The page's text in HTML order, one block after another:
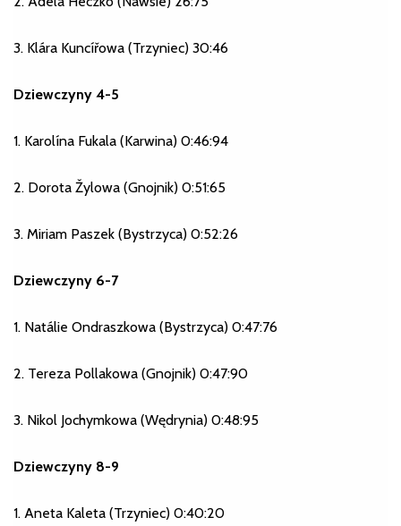
3. Klára Kuncířowa (Trzyniec) 30:46
Dziewczyny 4-5
1. Karolína Fukala (Karwina) 0:46:94
2. Dorota Žylowa (Gnojnik) 0:51:65
3. Miriam Paszek (Bystrzyca) 0:52:26
Dziewczyny 6-7
1. Natálie Ondraszkowa (Bystrzyca) 0:47:76
2. Tereza Pollakowa (Gnojnik) 0:47:90
3. Nikol Jochymkowa (Wędrynia) 0:48:95
Dziewczyny 8-9
1. Aneta Kaleta (Trzyniec) 0:40:20